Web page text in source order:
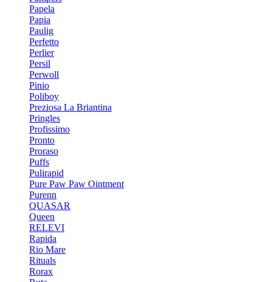
Papela
Papia
Paulig
Perfetto
Perlier
Persil
Perwoll
Pinio
Poliboy
Preziosa La Briantina
Pringles
Profissimo
Pronto
Proraso
Puffs
Pulirapid
Pure Paw Paw Ointment
Purenn
QUASAR
Queen
RELEVI
Rapida
Rio Mare
Rituals
Rorax